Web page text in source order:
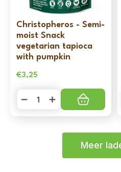
Christopheros - Semi-
moist Snack
vegetarian tapioca
with pumpkin
€3,25
Christopheros
Meer